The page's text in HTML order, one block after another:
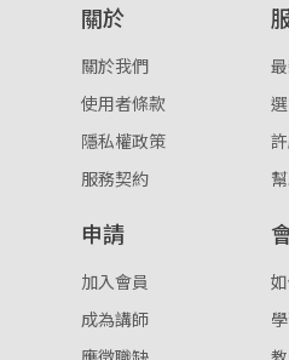
關於
關於我們
使用者條款
隱私權政策
服務契約
申請
加入會員
成為講師